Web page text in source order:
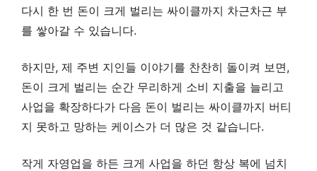
다시 한 번 돈이 크게 벌리는 싸이클까지 차근차근 부
를 쌓아갈 수 있습니다.
하지만, 제 주변 지인들 이야기를 찬찬히 돌이켜 보면,
돈이 크게 벌리는 순간 무리하게 소비 지출을 늘리고
사업을 확장하다가 다음 돈이 벌리는 싸이클까지 버티
지 못하고 망하는 케이스가 더 많은 것 같습니다.
작게 자영업을 하든 크게 사업을 하던 항상 복에 넘치